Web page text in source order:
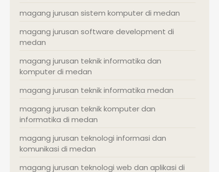
magang jurusan sistem komputer di medan
magang jurusan software development di
medan
magang jurusan teknik informatika dan
komputer di medan
magang jurusan teknik informatika medan
magang jurusan teknik komputer dan
informatika di medan
magang jurusan teknologi informasi dan
komunikasi di medan
magang jurusan teknologi web dan aplikasi di